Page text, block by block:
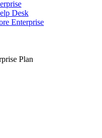
Desk
Enterprise
Plan